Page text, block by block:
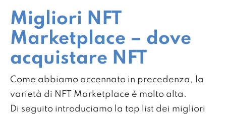
Migliori NFT
Marketplace – dove
acquistare NFT
Come abbiamo accennato in precedenza, la
varietà di NFT Marketplace è molto alta.
Di seguito introduciamo la top list dei migliori